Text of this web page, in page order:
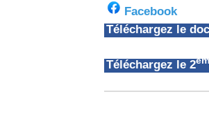
Facebook
Téléchargez le
Téléchargez le 2